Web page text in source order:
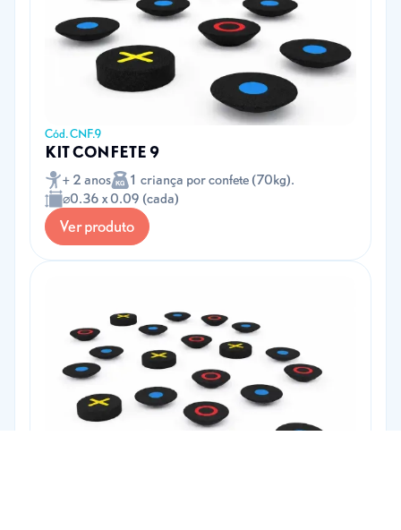
Cód. CNF.9
KIT CONFETE 9
+ 2 anos
1 criança por confete (70kg).
⌀0.36 x 0.09 (cada)
Ver produto